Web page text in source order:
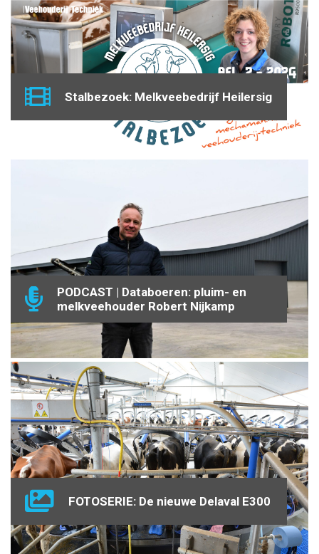
Stalbezoek: Melkveebedrijf Heilersig
PODCAST | Databoeren: pluim- en
melkveehouder Robert Nijkamp
FOTOSERIE: De nieuwe Delaval E300